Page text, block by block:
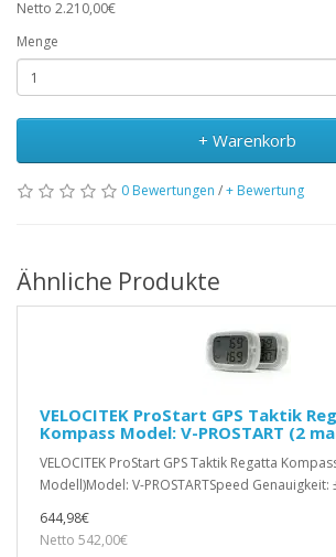
Netto 2.210,00€
Menge
+ Warenkorb
0 Bewertungen /+ Bewertung
Ähnliche Produkte
VELOCITEK ProStart GPS Taktik
Kompass Model: V-PROSTART (2
VELOCITEK ProStart GPS Taktik Regatta
Modell)Model: V-PROSTARTSpeed Genauigkeit:
644,98€
Netto 542,00€